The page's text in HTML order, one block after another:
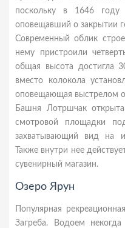
поскольку в 1646
оповещавший о закрытии
Современный облик
нему пристроили
общая высота достигла
вместо колокола
оповещающая выстрелом
Башня Лотршчак
смотровой площадки
захватывающий вид на
Также внутри нее
сувенирный магазин.
Озеро Ярун
Популярная
Загреба. Водоем